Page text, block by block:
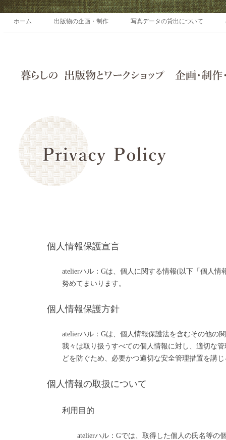
ホーム 出版物の企画・制作 写真データの貸出について
個人情報保護宣言
atelierハル：Gは、個人に関する情報(以下「個人
努めてまいります。
個人情報保護方針
atelierハル：Gは、個人情報保護法を含むその他の
我々は取り扱うすべての個人情報に対し、適切な
どを防ぐため、必要かつ適切な安全管理措置を講
個人情報の取扱について
利用目的
atelierハル：Gでは、取得した個人の氏名等の